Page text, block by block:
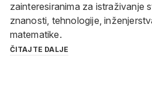
zainteresiranima za istraživanje
znanosti, tehnologije,
matematike.
ČITAJTE DALJE